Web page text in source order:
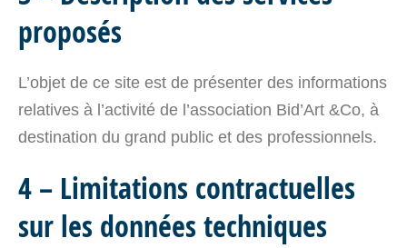
proposés
L’objet de ce site est de présenter des informations
relatives à l’activité de l’association Bid’Art &Co, à
destination du grand public et des professionnels.
4 – Limitations contractuelles
sur les données techniques